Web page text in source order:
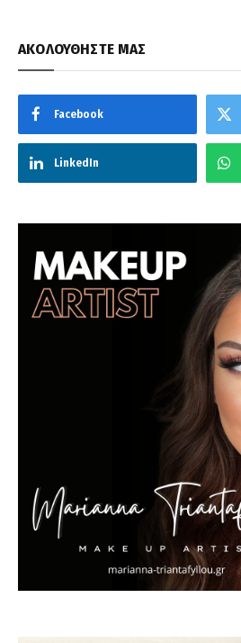
ΑΚΟΛΟΥΘΗΣΤΕ ΜΑΣ
Facebook
LinkedIn